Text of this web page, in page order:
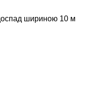
шириною 10 м